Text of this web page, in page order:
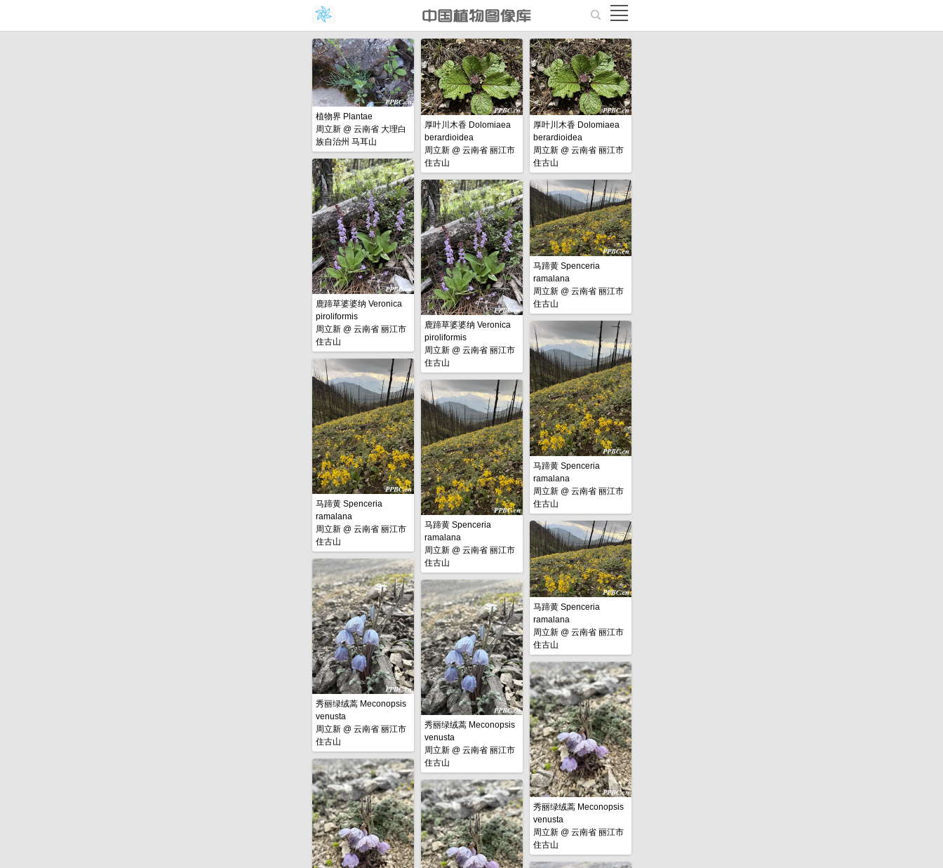
植物界 Plantae
周立新 @云南省 大理白
族自治州 马耳山
厚叶川木香 Dolomiaea
berardioidea
周立新 @云南省 丽江市
住古山
厚叶川木香 Dolomiaea
berardioidea
周立新 @云南省 丽江市
住古山
鹿蹄草婆婆纳 Veronica
piroliformis
周立新 @云南省 丽江市
住古山
鹿蹄草婆婆纳 Veronica
piroliformis
周立新 @云南省 丽江市
住古山
马蹄黄 Spenceria
ramalana
周立新 @云南省 丽江市
住古山
马蹄黄 Spenceria
ramalana
周立新 @云南省 丽江市
住古山
马蹄黄 Spenceria
ramalana
周立新 @云南省 丽江市
住古山
马蹄黄 Spenceria
ramalana
周立新 @云南省 丽江市
住古山
马蹄黄 Spenceria
ramalana
周立新 @云南省 丽江市
住古山
秀丽绿绒蒿 Meconopsis
venusta
周立新 @云南省 丽江市
住古山
秀丽绿绒蒿 Meconopsis
venusta
周立新 @云南省 丽江市
住古山
秀丽绿绒蒿 Meconopsis
venusta
周立新 @云南省 丽江市
住古山